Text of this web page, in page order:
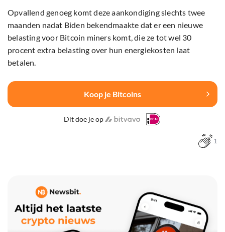
Opvallend genoeg komt deze aankondiging slechts twee
maanden nadat Biden bekendmaakte dat er een nieuwe
belasting voor Bitcoin miners komt, die ze tot wel 30
procent extra belasting over hun energiekosten laat
betalen.
Koop je Bitcoins
Dit doe je op
1